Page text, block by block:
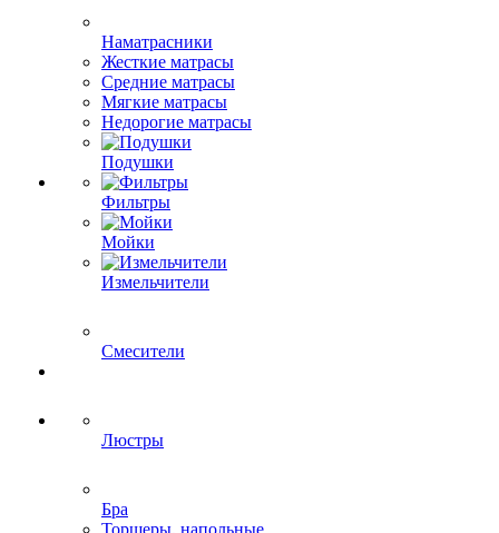
Наматрасники
Жесткие матрасы
Средние матрасы
Мягкие матрасы
Недорогие матрасы
Подушки
Фильтры
Мойки
Измельчители
Смесители
Люстры
Бра
Торшеры, напольные